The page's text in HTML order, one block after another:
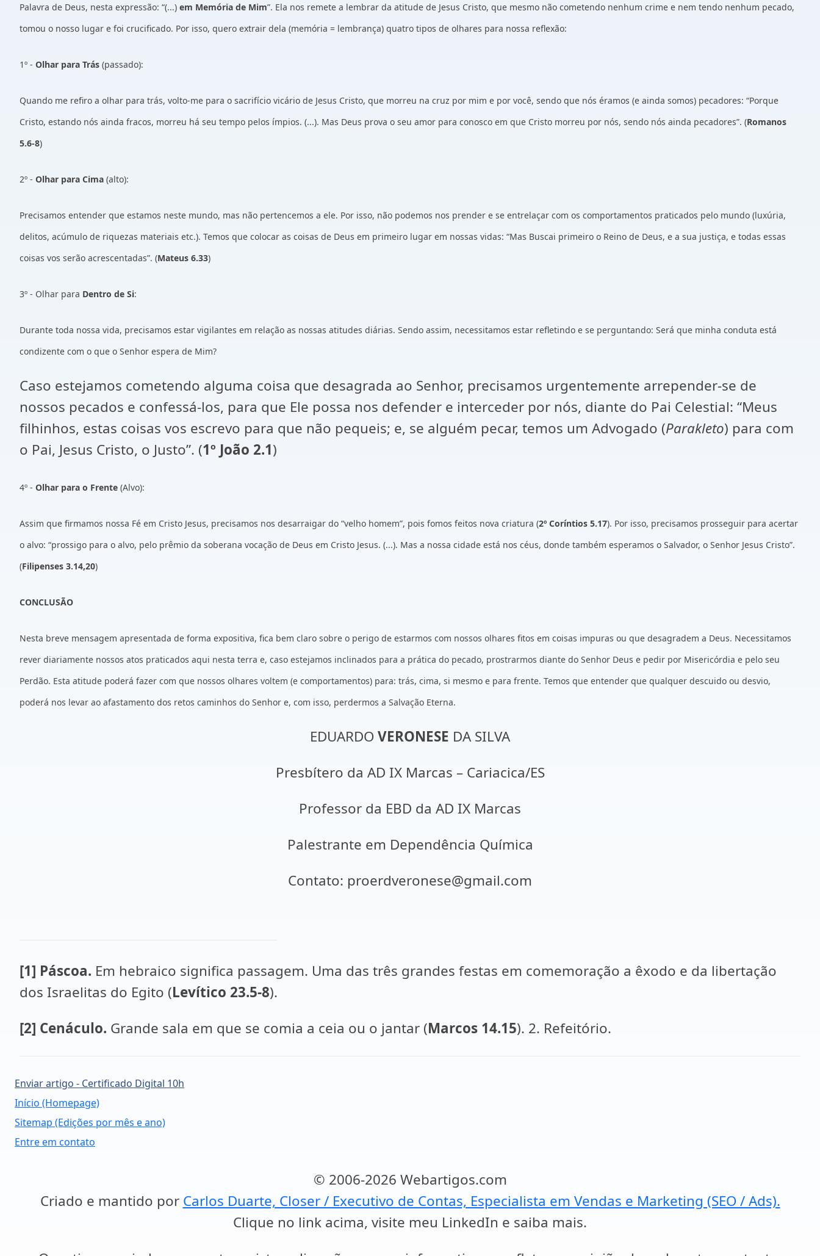
Palavra de Deus, nesta expressão: “(...) em Memória de Mim”. Ela nos remete a lembrar da atitude de Jesus Cristo, que mesmo não cometendo nenhum crime e nem tendo nenhum pecado,
tomou o nosso lugar e foi crucificado. Por isso, quero extrair dela (memória = lembrança) quatro tipos de olhares para nossa reflexão:
1º - Olhar para Trás (passado):
Quando me refiro a olhar para trás, volto-me para o sacrifício vicário de Jesus Cristo, que morreu na cruz por mim e por você, sendo que nós éramos (e ainda somos) pecadores: “Porque
Cristo, estando nós ainda fracos, morreu há seu tempo pelos ímpios. (...). Mas Deus prova o seu amor para conosco em que Cristo morreu por nós, sendo nós ainda pecadores”. (Romanos
5.6-8)
2º - Olhar para Cima (alto):
Precisamos entender que estamos neste mundo, mas não pertencemos a ele. Por isso, não podemos nos prender e se entrelaçar com os comportamentos praticados pelo mundo (luxúria,
delitos, acúmulo de riquezas materiais etc.). Temos que colocar as coisas de Deus em primeiro lugar em nossas vidas: “Mas Buscai primeiro o Reino de Deus, e a sua justiça, e todas essas
coisas vos serão acrescentadas”. (Mateus 6.33)
3º - Olhar para Dentro de Si:
Durante toda nossa vida, precisamos estar vigilantes em relação as nossas atitudes diárias. Sendo assim, necessitamos estar refletindo e se perguntando: Será que minha conduta está
condizente com o que o Senhor espera de Mim?
Caso estejamos cometendo alguma coisa que desagrada ao Senhor, precisamos urgentemente arrepender-se de
nossos pecados e confessá-los, para que Ele possa nos defender e interceder por nós, diante do Pai Celestial: “Meus
filhinhos, estas coisas vos escrevo para que não pequeis; e, se alguém pecar, temos um Advogado (Parakleto) para com
o Pai, Jesus Cristo, o Justo”. (1º João 2.1)
4º - Olhar para o Frente (Alvo):
Assim que firmamos nossa Fé em Cristo Jesus, precisamos nos desarraigar do “velho homem”, pois fomos feitos nova criatura (2º Coríntios 5.17). Por isso, precisamos prosseguir para acertar
o alvo: “prossigo para o alvo, pelo prêmio da soberana vocação de Deus em Cristo Jesus. (...). Mas a nossa cidade está nos céus, donde também esperamos o Salvador, o Senhor Jesus Cristo”.
(Filipenses 3.14,20)
CONCLUSÃO
Nesta breve mensagem apresentada de forma expositiva, fica bem claro sobre o perigo de estarmos com nossos olhares fitos em coisas impuras ou que desagradem a Deus. Necessitamos
rever diariamente nossos atos praticados aqui nesta terra e, caso estejamos inclinados para a prática do pecado, prostrarmos diante do Senhor Deus e pedir por Misericórdia e pelo seu
Perdão. Esta atitude poderá fazer com que nossos olhares voltem (e comportamentos) para: trás, cima, si mesmo e para frente. Temos que entender que qualquer descuido ou desvio,
poderá nos levar ao afastamento dos retos caminhos do Senhor e, com isso, perdermos a Salvação Eterna.
EDUARDO VERONESE DA SILVA
Presbítero da AD IX Marcas – Cariacica/ES
Professor da EBD da AD IX Marcas
Palestrante em Dependência Química
Contato: proerdveronese@gmail.com
[1] Páscoa. Em hebraico significa passagem. Uma das três grandes festas em comemoração a êxodo e da libertação
dos Israelitas do Egito (Levítico 23.5-8).
[2] Cenáculo. Grande sala em que se comia a ceia ou o jantar (Marcos 14.15). 2. Refeitório.
Enviar artigo - Certificado Digital 10h
Início (Homepage)
Sitemap (Edições por mês e ano)
Entre em contato
© 2006-2026 Webartigos.com
Criado e mantido por Carlos Duarte, Closer / Executivo de Contas, Especialista em Vendas e Marketing (SEO / Ads).
Clique no link acima, visite meu LinkedIn e saiba mais.